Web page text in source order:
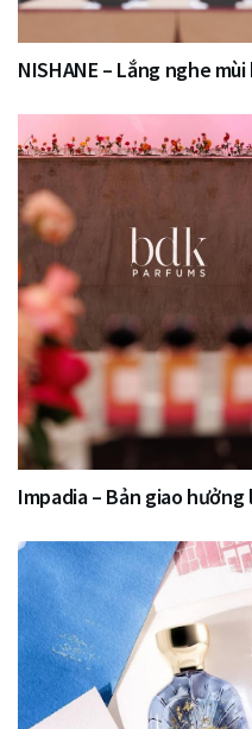
NISHANE – Lắng nghe
Impadia – Bản giao